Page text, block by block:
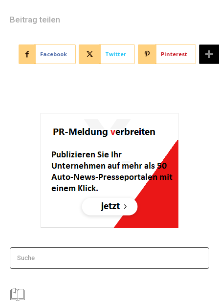
Beitrag teilen
Facebook Twitter Pinterest
Suche